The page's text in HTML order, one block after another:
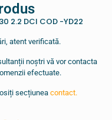
2.2 DCI COD -YD22
atent verificată.
noștri vă vor contacta
efectuate.
secțiunea contact.